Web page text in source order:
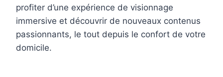
profiter d’une expérience de visionnage
immersive et découvrir de nouveaux contenus
passionnants, le tout depuis le confort de votre
domicile.